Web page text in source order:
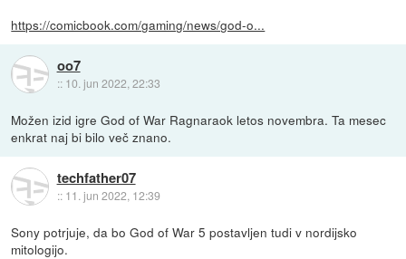
https://comicbook.com/gaming/news/god-o...
oo7
:: 10. jun 2022, 22:33
Možen izid igre God of War Ragnaraok letos novembra. Ta mesec
enkrat naj bi bilo več znano.
techfather07
:: 11. jun 2022, 12:39
Sony potrjuje, da bo God of War 5 postavljen tudi v nordijsko
mitologijo.